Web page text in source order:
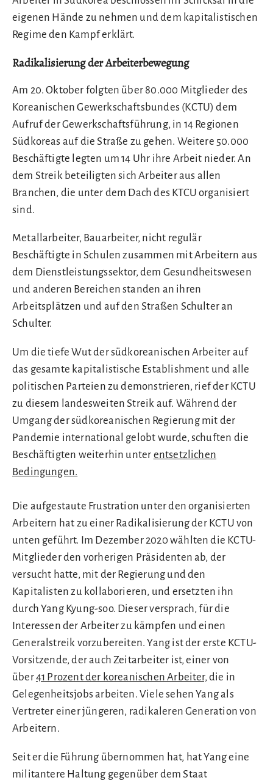
eigenen Hände zu nehmen und dem kapitalistischen
Regime den Kampf erklärt.
Radikalisierung der Arbeiterbewegung
Am 20. Oktober folgten über 80.000 Mitglieder des
Koreanischen Gewerkschaftsbundes (KCTU) dem
Aufruf der Gewerkschaftsführung, in 14 Regionen
Südkoreas auf die Straße zu gehen. Weitere 50.000
Beschäftigte legten um 14 Uhr ihre Arbeit nieder. An
dem Streik beteiligten sich Arbeiter aus allen
Branchen, die unter dem Dach des KTCU organisiert
sind.
Metallarbeiter, Bauarbeiter, nicht regulär
Beschäftigte in Schulen zusammen mit Arbeitern aus
dem Dienstleistungssektor, dem Gesundheitswesen
und anderen Bereichen standen an ihren
Arbeitsplätzen und auf den Straßen Schulter an
Schulter.
Um die tiefe Wut der südkoreanischen Arbeiter auf
das gesamte kapitalistische Establishment und alle
politischen Parteien zu demonstrieren, rief der KCTU
zu diesem landesweiten Streik auf. Während der
Umgang der südkoreanischen Regierung mit der
Pandemie international gelobt wurde, schuften die
Beschäftigten weiterhin unter entsetzlichen
Bedingungen.
Die aufgestaute Frustration unter den organisierten
Arbeitern hat zu einer Radikalisierung der KCTU von
unten geführt. Im Dezember 2020 wählten die KCTU-
Mitglieder den vorherigen Präsidenten ab, der
versucht hatte, mit der Regierung und den
Kapitalisten zu kollaborieren, und ersetzten ihn
durch Yang Kyung-soo. Dieser versprach, für die
Interessen der Arbeiter zu kämpfen und einen
Generalstreik vorzubereiten. Yang ist der erste KCTU-
Vorsitzende, der auch Zeitarbeiter ist, einer von
über41 Prozent der koreanischen Arbeiter, die in
Gelegenheitsjobs arbeiten. Viele sehen Yang als
Vertreter einer jüngeren, radikaleren Generation von
Arbeitern.
Seit er die Führung übernommen hat, hat Yang eine
militantere Haltung gegenüber dem Staat